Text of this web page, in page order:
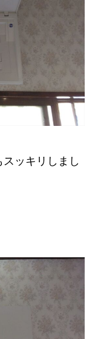
ッキリしまし